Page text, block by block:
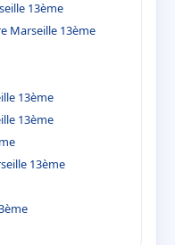
13ème
Marseille 13ème
13ème
13ème
13ème